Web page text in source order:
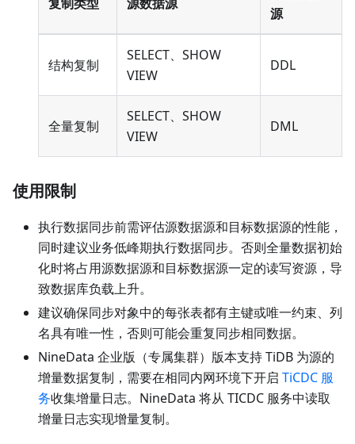
源
结构复制
SELECT、SHOW
VIEW
DDL
全量复制
SELECT、SHOW
VIEW
DML
使用限制
执行数据同步前需评估源数据源和目标数据源的性能，
同时建议业务低峰期执行数据同步。否则全量数据初始
化时将占用源数据源和目标数据源一定的读写资源，导
致数据库负载上升。
建议确保同步对象中的每张表都有主键或唯一约束、列
名具有唯一性，否则可能会重复同步相同数据。
NineData 企业版（专属集群）版本支持 TiDB 为源的
增量数据复制，需要在相同内网环境下开启 TiCDC 服
务收集增量日志。NineData 将从 TICDC 服务中读取
增量日志实现增量复制。